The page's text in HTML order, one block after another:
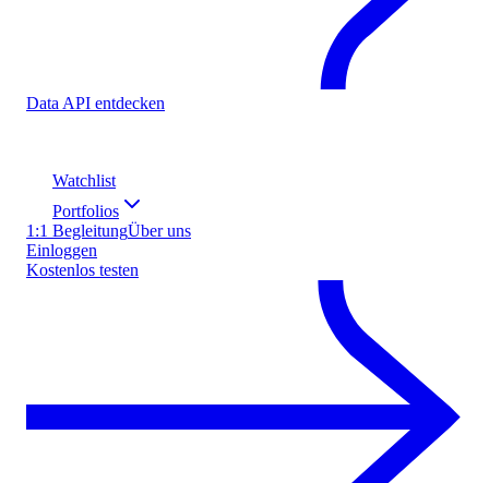
Data API entdecken
Watchlist
Portfolios
1:1 BegleitungÜber uns
Einloggen
Kostenlos testen